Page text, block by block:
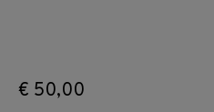
€ 50,00